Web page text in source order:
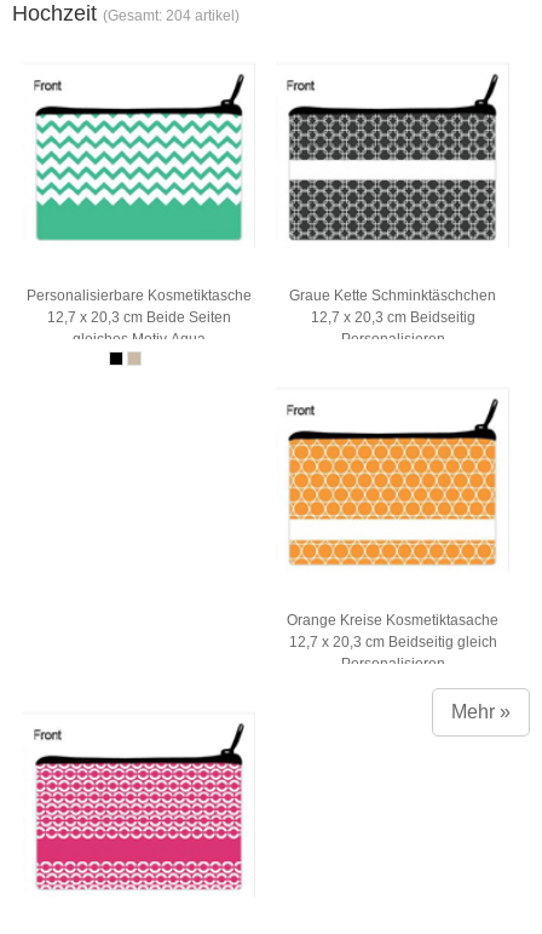
Hochzeit (Gesamt: 204 artikel)
Personalisierbare Kosmetiktasche
12,7 x 20,3 cm Beide Seiten
gleiches Motiv Aqua
Graue Kette Schminktäschchen
12,7 x 20,3 cm Beidseitig
Personalisieren
Orange Kreise Kosmetiktasache
12,7 x 20,3 cm Beidseitig gleich
Personalisieren
Mehr »